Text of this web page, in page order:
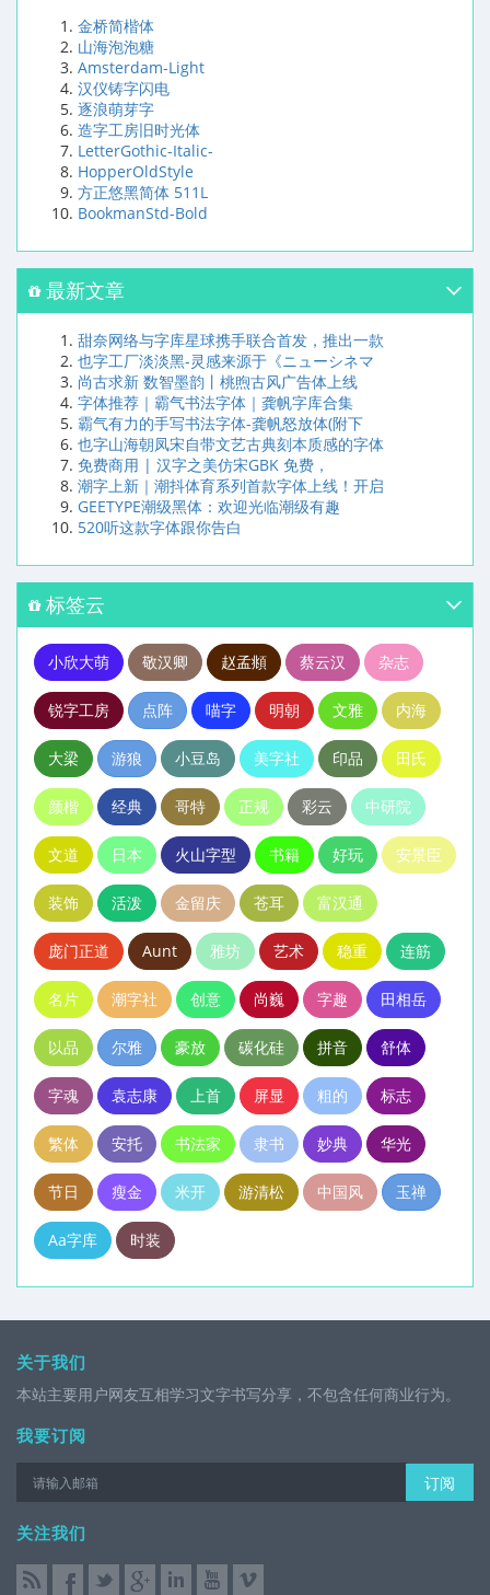
金桥简楷体
山海泡泡糖
Amsterdam-Light
汉仪铸字闪电
逐浪萌芽字
造字工房旧时光体
LetterGothic-Italic-
HopperOldStyle
方正悠黑简体 511L
BookmanStd-Bold
最新文章
甜奈网络与字库星球携手联合首发，推出一款
也字工厂淡淡黑-灵感来源于《ニューシネマ
尚古求新 数智墨韵丨桃煦古风广告体上线
字体推荐｜霸气书法字体｜龚帆字库合集
霸气有力的手写书法字体-龚帆怒放体(附下
也字山海朝凤宋自带文艺古典刻本质感的字体
免费商用 | 汉字之美仿宋GBK 免费，
潮字上新｜潮抖体育系列首款字体上线！开启
GEETYPE潮级黑体：欢迎光临潮级有趣
520听这款字体跟你告白
标签云
小欣大萌 敬汉卿 赵孟頫 蔡云汉 杂志
锐字工房 点阵 喵字 明朝 文雅 内海
大梁 游狼 小豆岛 美字社 印品 田氏
颜楷 经典 哥特 正规 彩云 中研院
文道 日本 火山字型 书籍 好玩 安景臣
装饰 活泼 金留庆 苍耳 富汉通
庞门正道 Aunt 雅坊 艺术 稳重 连筋
名片 潮字社 创意 尚巍 字趣 田相岳
以品 尔雅 豪放 碳化硅 拼音 舒体
字魂 袁志康 上首 屏显 粗的 标志
繁体 安托 书法家 隶书 妙典 华光
节日 瘦金 米开 游清松 中国风 玉禅
Aa字库 时装
关于我们
本站主要用户网友互相学习文字书写分享，不包含任何商业行为。
我要订阅
订阅
关注我们